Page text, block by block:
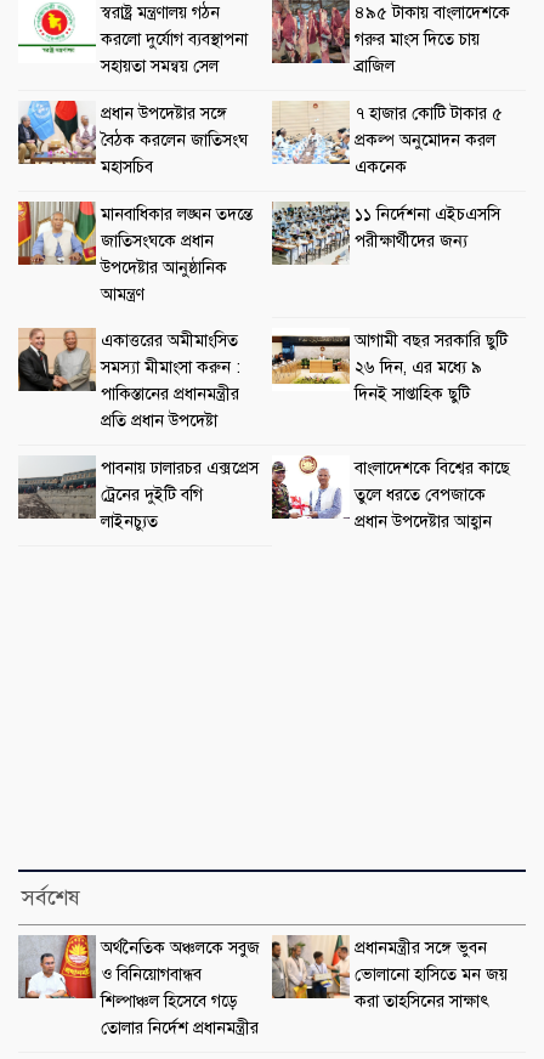
স্বরাষ্ট্র মন্ত্রণালয় গঠন
করলো দুর্যোগ ব্যবস্থাপনা
সহায়তা সমন্বয় সেল
৪৯৫ টাকায় বাংলাদেশকে
গরুর মাংস দিতে চায়
ব্রাজিল
প্রধান উপদেষ্টার সঙ্গে
বৈঠক করলেন জাতিসংঘ
মহাসচিব
৭ হাজার কোটি টাকার ৫
প্রকল্প অনুমোদন করল
একনেক
মানবাধিকার লঙ্ঘন তদন্তে
জাতিসংঘকে প্রধান
উপদেষ্টার আনুষ্ঠানিক
আমন্ত্রণ
১১ নির্দেশনা এইচএসসি
পরীক্ষার্থীদের জন্য
একাত্তরের অমীমাংসিত
সমস্যা মীমাংসা করুন :
পাকিস্তানের প্রধানমন্ত্রীর
প্রতি প্রধান উপদেষ্টা
আগামী বছর সরকারি ছুটি
২৬ দিন, এর মধ্যে ৯
দিনই সাপ্তাহিক ছুটি
পাবনায় ঢালারচর এক্সপ্রেস
ট্রেনের দুইটি বগি
লাইনচ্যুত
বাংলাদেশকে বিশ্বের কাছে
তুলে ধরতে বেপজাকে
প্রধান উপদেষ্টার আহ্বান
সর্বশেষ
অর্থনৈতিক অঞ্চলকে সবুজ
ও বিনিয়োগবান্ধব
শিল্পাঞ্চল হিসেবে গড়ে
তোলার নির্দেশ প্রধানমন্ত্রীর
প্রধানমন্ত্রীর সঙ্গে ভুবন
ভোলানো হাসিতে মন জয়
করা তাহসিনের সাক্ষাৎ